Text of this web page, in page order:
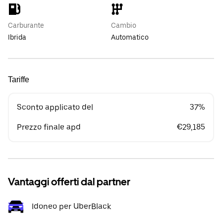
Carburante
Ibrida
Cambio
Automatico
Tariffe
Sconto applicato del 37%
Prezzo finale apd €29,185
Vantaggi offerti dal partner
Idoneo per UberBlack